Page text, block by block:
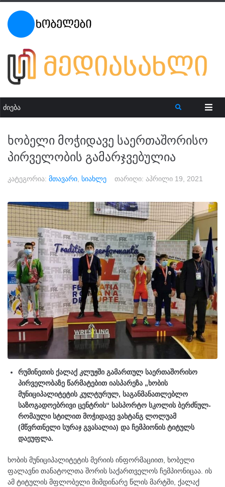
ხობელი მოჭიდავე საერთაშორისო
პირველობის გამარჯვებულია
კატეგორია: მთავარი სიახლე თარიღი: აპრილი 19, 2021
რუმინეთის ქალაქ კლუჟში გამართულ საერთაშორისო
პირველობაზე წარმატებით იასპარეზა „ხობის
მუნიციპალიტეტის კულტურულ, საგანმანათლებლო
საზოგადოებრივი ცენტრის“ სასპორტო სკოლის ბერძნულ-
რომაული სტილით მოჭიდავე ვახტანგ ლოლუამ
(მწვრთნელი სურაჯ გვასალია) და ჩემპიონის ტიტულს
დაეუფლა.
ხობის მუნიციპალიტეტის მერიის ინფორმაციით, ხობელი
ფალავნი თანატოლთა შორის საქართველოს ჩემპიონიცაა. ის
ამ ტიტულის მფლობელი მიმდინარე წლის მარტში, ქალაქ